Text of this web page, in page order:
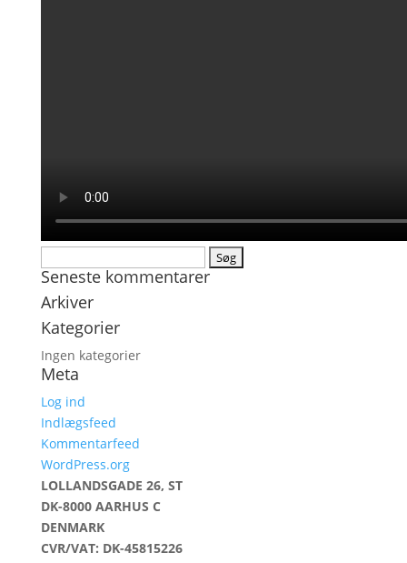
efter:
Seneste kommentarer
Arkiver
Kategorier
Ingen kategorier
Meta
Log ind
Indlægsfeed
Kommentarfeed
WordPress.org
LOLLANDSGADE 26, ST
DK-8000 AARHUS C
DENMARK
CVR/VAT: DK-45815226